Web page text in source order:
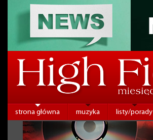
strona główna muzyka listy/porady